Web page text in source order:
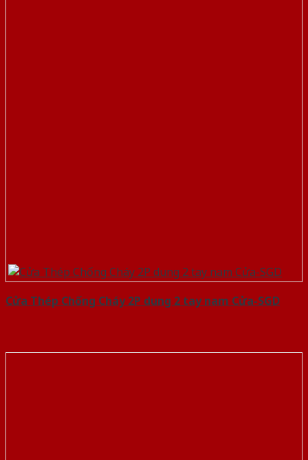
Cửa Thép Chống Cháy 2P dung 2 tay nam Cửa-SGD